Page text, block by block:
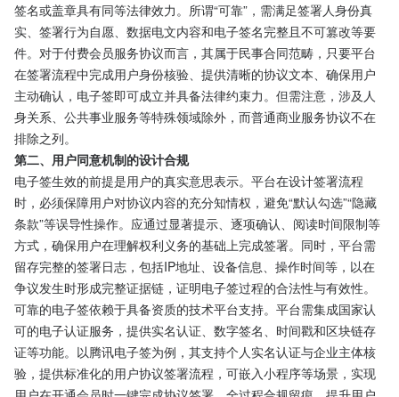
签名或盖章具有同等法律效力。所谓“可靠”，需满足签署人身份真
实、签署行为自愿、数据电文内容和电子签名完整且不可篡改等要
件。对于付费会员服务协议而言，其属于民事合同范畴，只要平台
在签署流程中完成用户身份核验、提供清晰的协议文本、确保用户
主动确认，电子签即可成立并具备法律约束力。但需注意，涉及人
身关系、公共事业服务等特殊领域除外，而普通商业服务协议不在
排除之列。
第二、用户同意机制的设计合规
电子签生效的前提是用户的真实意思表示。平台在设计签署流程
时，必须保障用户对协议内容的充分知情权，避免“默认勾选”“隐藏
条款”等误导性操作。应通过显著提示、逐项确认、阅读时间限制等
方式，确保用户在理解权利义务的基础上完成签署。同时，平台需
留存完整的签署日志，包括IP地址、设备信息、操作时间等，以在
争议发生时形成完整证据链，证明电子签过程的合法性与有效性。
可靠的电子签依赖于具备资质的技术平台支持。平台需集成国家认
可的电子认证服务，提供实名认证、数字签名、时间戳和区块链存
证等功能。以腾讯电子签为例，其支持个人实名认证与企业主体核
验，提供标准化的用户协议签署流程，可嵌入小程序等场景，实现